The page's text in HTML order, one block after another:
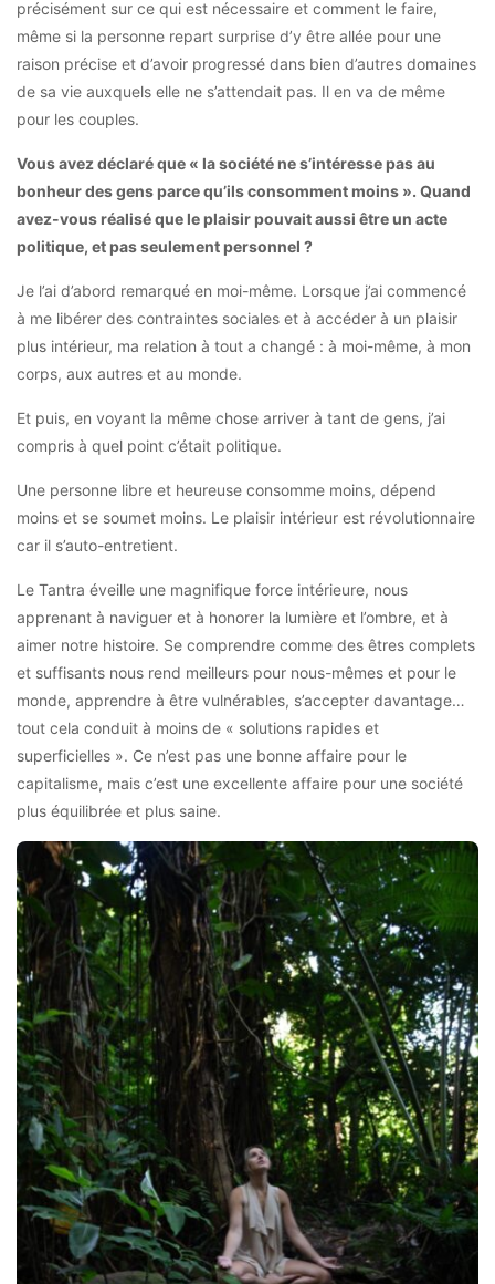
précisément sur ce qui est nécessaire et comment le faire,
même si la personne repart surprise d’y être allée pour une
raison précise et d’avoir progressé dans bien d’autres domaines
de sa vie auxquels elle ne s’attendait pas. Il en va de même
pour les couples.
Vous avez déclaré que « la société ne s’intéresse pas au
bonheur des gens parce qu’ils consomment moins ». Quand
avez-vous réalisé que le plaisir pouvait aussi être un acte
politique, et pas seulement personnel ?
Je l’ai d’abord remarqué en moi-même. Lorsque j’ai commencé
à me libérer des contraintes sociales et à accéder à un plaisir
plus intérieur, ma relation à tout a changé : à moi-même, à mon
corps, aux autres et au monde.
Et puis, en voyant la même chose arriver à tant de gens, j’ai
compris à quel point c’était politique.
Une personne libre et heureuse consomme moins, dépend
moins et se soumet moins. Le plaisir intérieur est révolutionnaire
car il s’auto-entretient.
Le Tantra éveille une magnifique force intérieure, nous
apprenant à naviguer et à honorer la lumière et l’ombre, et à
aimer notre histoire. Se comprendre comme des êtres complets
et suffisants nous rend meilleurs pour nous-mêmes et pour le
monde, apprendre à être vulnérables, s’accepter davantage…
tout cela conduit à moins de « solutions rapides et
superficielles ». Ce n’est pas une bonne affaire pour le
capitalisme, mais c’est une excellente affaire pour une société
plus équilibrée et plus saine.